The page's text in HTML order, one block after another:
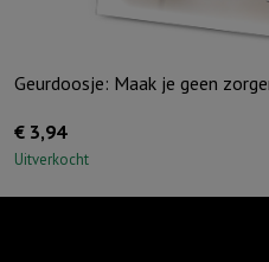
Geurdoosje: Maak je geen
€ 3,94
Uitverkocht